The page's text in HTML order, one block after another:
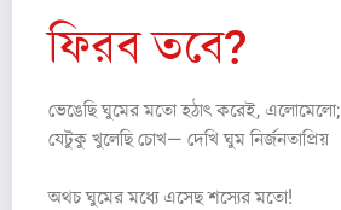
ফিরব তবে?
ভেঙেছি ঘুমের মতো হঠাৎ করেই, এলোমেলো;
যেটুকু খুলেছি চোখ— দেখি ঘুম নির্জনতাপ্রিয়
অথচ ঘুমের মধ্যে এসেছ শস্যের মতো!